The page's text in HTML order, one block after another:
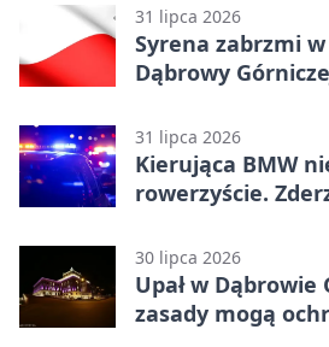
31 lipca 2026
Syrena zabrzmi
Dąbrowy
31 lipca 2026
Kierująca BMW
rowerzyście.
30 lipca 2026
Upał w Dąbrowie
zasady mogą